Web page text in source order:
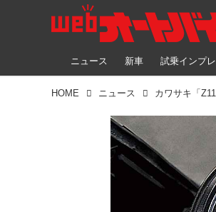
ニュース 新車 試乗インプレ
HOME ニュース